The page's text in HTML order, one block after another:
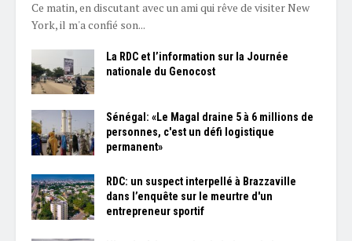
Ce matin, en discutant avec un ami qui rêve de visiter New
York, il m'a confié son...
La RDC et l’information sur la Journée
nationale du Genocost
Sénégal: «Le Magal draine 5 à 6 millions de
personnes, c'est un défi logistique
permanent»
RDC: un suspect interpellé à Brazzaville
dans l’enquête sur le meurtre d'un
entrepreneur sportif